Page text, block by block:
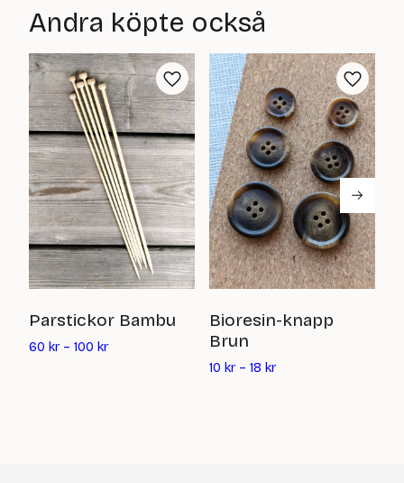
30
är:
kr
Andra köpte också
Parstickor Bambu
60 kr – 100 kr
Bioresin-knapp
Brun
10 kr – 18 kr